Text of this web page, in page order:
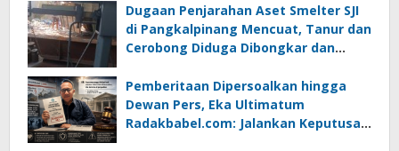
Dugaan Penjarahan Aset Smelter SJI
di Pangkalpinang Mencuat, Tanur dan
Cerobong Diduga Dibongkar dan
Pemberitaan Dipersoalkan hingga
Dewan Pers, Eka Ultimatum
Radakbabel.com: Jalankan Keputusan